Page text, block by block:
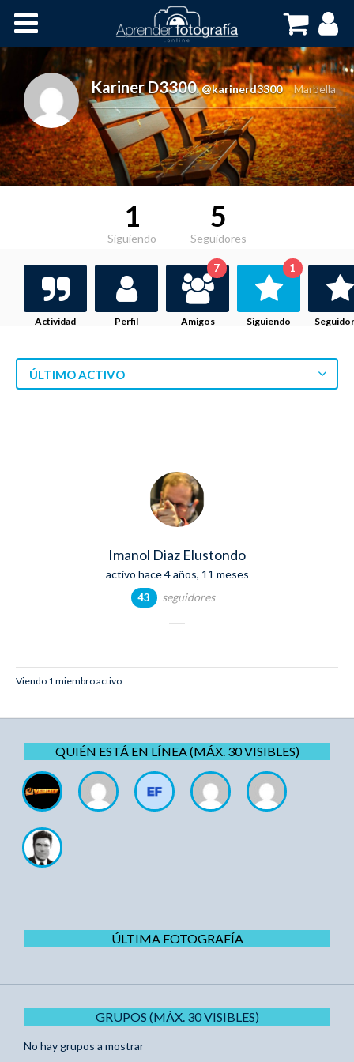
Cursos OnLine
Kariner D3300,@karinerd3300 Marbella
1
Siguiendo
5
Seguidores
Actividad Perfil Amigos
7
Siguiendo
1
ÚLTIMO ACTIVO
Imanol Diaz Elustondo
activo hace 4 años, 11 meses
43 seguidores
Viendo 1 miembro activo
QUIÉN ESTÁ EN LÍNEA (MÁX. 30 VISIBLES)
ÚLTIMA FOTOGRAFÍA
GRUPOS (MÁX. 30 VISIBLES)
No hay grupos a mostrar